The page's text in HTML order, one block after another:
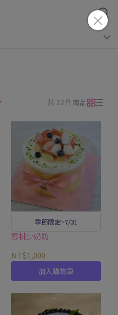
共 12 件商品
季節限定~7/31
蜜桃少奶奶
NT$1,000
加入購物車